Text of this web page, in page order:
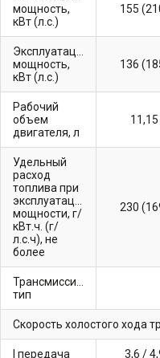
мощность,
кВт (л.с.)
155
Эксплуатационная
мощность,
кВт (л.с.)
136
Рабочий
объем
двигателя, л
11,15
Удельный
расход
топлива при
эксплуатационной
мощности, г/
кВт.ч. (г/
л.с.ч), не
более
230
Трансмиссия,
тип
Скорость холостого
I передача 3,6 /